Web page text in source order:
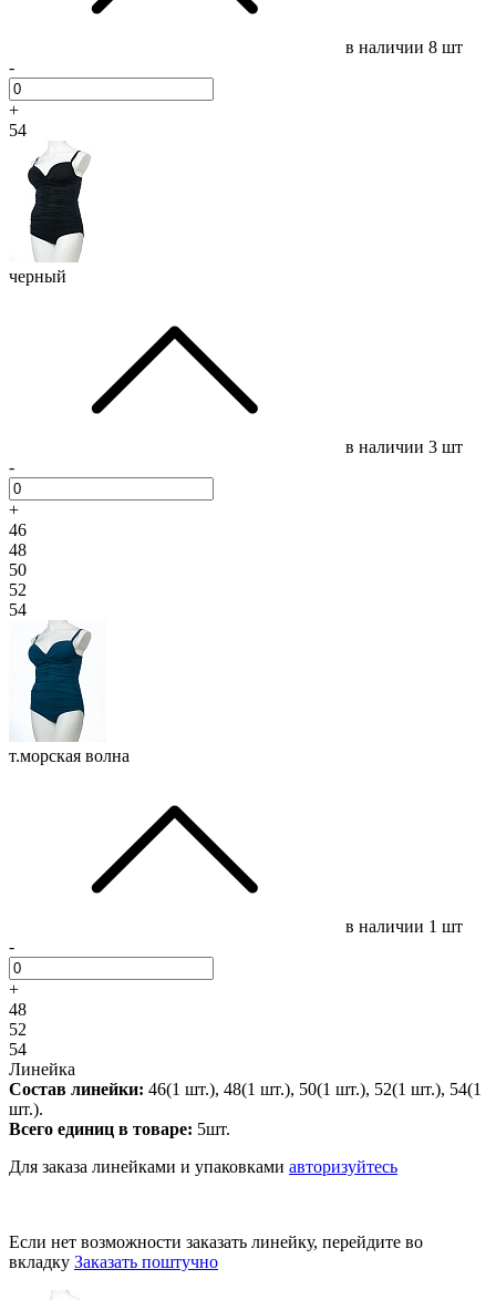
в наличии 8 шт
-
+
54
черный
в наличии 3 шт
-
+
46
48
50
52
54
т.морская волна
в наличии 1 шт
-
+
48
52
54
Линейка
Состав линейки: 46(1 шт.), 48(1 шт.), 50(1 шт.), 52(1 шт.), 54(1
шт.).
Всего единиц в товаре: 5шт.
Для заказа линейками и упаковками авторизуйтесь
Если нет возможности заказать линейку, перейдите во
вкладку Заказать поштучно